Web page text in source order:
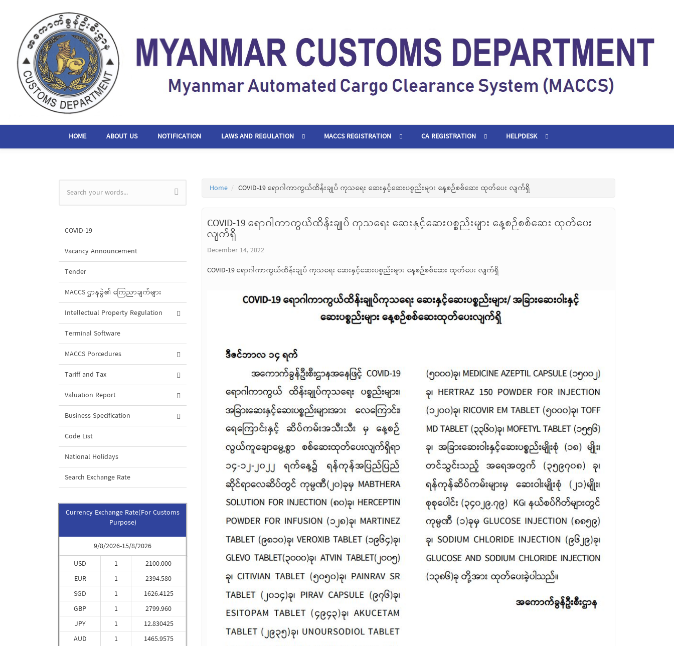
HOME ABOUT US NOTIFICATION LAWS AND REGULATION MACCS REGISTRATION CA REGISTRATION HELPDESK
Search form
COVID-19
Vacancy Announcement
Tender
MACCS ဌာနခွဲ၏ ကြေညာချက်များ
Intellectual Property Regulation
Terminal Software
MACCS Porcedures
Tariff and Tax
Valuation Report
Business Specification
Code List
National Holidays
Search Exchange Rate
Currency Exchange Rate(For Customs
Purpose)
9/8/2026-15/8/2026
USD
EUR
SGD
GBP
JPY
AUD
1
1
1
1
1
1
2100.000
2394.580
1626.4125
2799.960
12.830425
1465.9575
Home COVID-19 ရောဂါကာကွယ်ထိန်းချုပ် ကုသရေး ဆေးနှင့်ဆေးပစ္စည်းများ နေ့စဉ်စစ်ဆေး ထုတ်ပေး လျက်ရှိ
COVID-19 ရောဂါကာကွယ်ထိန်းချုပ် ကုသရေး ဆေးနှင့်ဆေးပစ္စည်းများ နေ့စဉ်စစ်ဆေး ထုတ်ပေး
လျက်ရှိ
December 14, 2022
COVID-19 ရောဂါကာကွယ်ထိန်းချုပ် ကုသရေး ဆေးနှင့်ဆေးပစ္စည်းများ နေ့စဉ်စစ်ဆေး ထုတ်ပေး လျက်ရှိ